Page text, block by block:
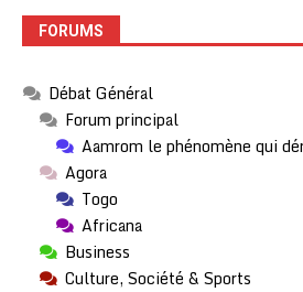
FORUMS
Débat Général
Forum principal
Aamrom le phénomène qui
Agora
Togo
Africana
Business
Culture, Société & Sports